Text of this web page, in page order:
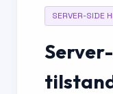
SERVER-SIDE